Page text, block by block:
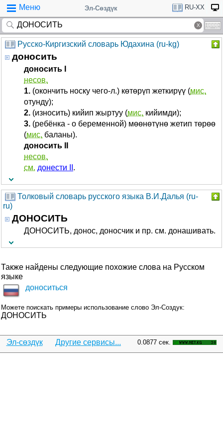
Меню Эл-Сөздүк RU-XX
Русско-Киргизский словарь Юдахина (ru-kg)
доносить
доносить I
несов.
1. (окончить носку чего-л.) көтөрүп жеткирүү (мис.
отунду);
2. (износить) кийип жыртуу (мис. кийимди);
3. (ребёнка - о беременной) мөөнөтүнө жетип төрөө
(мис. баланы).
доносить II
несов.
см. донести II .
Толковый словарь русского языка В.И.Далья (ru-
ru)
ДОНОСИТЬ
ДОНОСИТЬ, донос, доносчик и пр. см. донашивать.
Также найдены следующие похожие слова на Русском
языке
доноситься
Можете поискать примеры использование слово Эл-Создук:
ДОНОСИТЬ
Эл-сөздүк Другие сервисы... 0.0877 сек.